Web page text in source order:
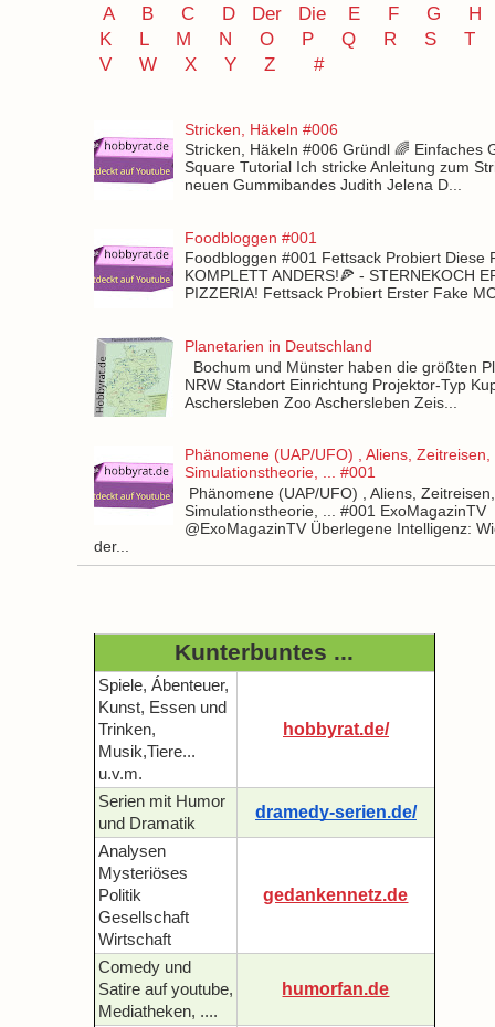
A B C D Der Die E F G
H
K
L M N O P Q R S
T
V
W X Y Z #
Stricken, Häkeln #006
Stricken, Häkeln #006 Gründl 🌈 Einfaches
Square Tutorial Ich stricke Anleitung zum
neuen Gummibandes Judith Jelena D...
Foodbloggen #001
Foodbloggen #001 Fettsack Probiert Diese
KOMPLETT ANDERS!🍕 - STERNEKOCH
PIZZERIA! Fettsack Probiert Erster Fake
Planetarien in Deutschland
Bochum und Münster haben die größten
NRW Standort Einrichtung Projektor-Typ
Aschersleben Zoo Aschersleben Zeis...
Phänomene (UAP/UFO) , Aliens, Zeitreisen,
Simulationstheorie, ... #001
Phänomene (UAP/UFO) , Aliens, Zeitreisen,
Simulationstheorie, ... #001 ExoMagazinTV
@ExoMagazinTV Überlegene Intelligenz:
der...
Kunterbuntes ...
Spiele, Ábenteuer,
Kunst, Essen und
Trinken,
Musik,Tiere...
u.v.m.
hobbyrat.de/
Serien mit Humor
und Dramatik
dramedy-serien.de/
Analysen
Mysteriöses
Politik
Gesellschaft
Wirtschaft
gedankennetz.de
Comedy und
Satire auf youtube,
Mediatheken, ....
humorfan.de